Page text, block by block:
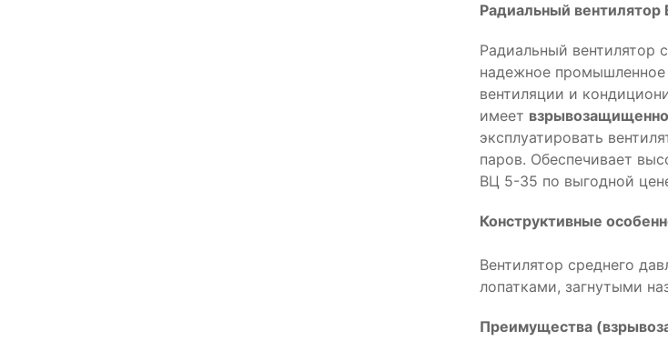
Радиальный
Радиальный вентилятор
надежное промышленное
вентиляции и
имеет
эксплуатировать
паров. Обеспечивает
ВЦ 5-35 по выгодной
Конструктивные
Вентилятор среднего
лопатками, загнутыми
Преимущества